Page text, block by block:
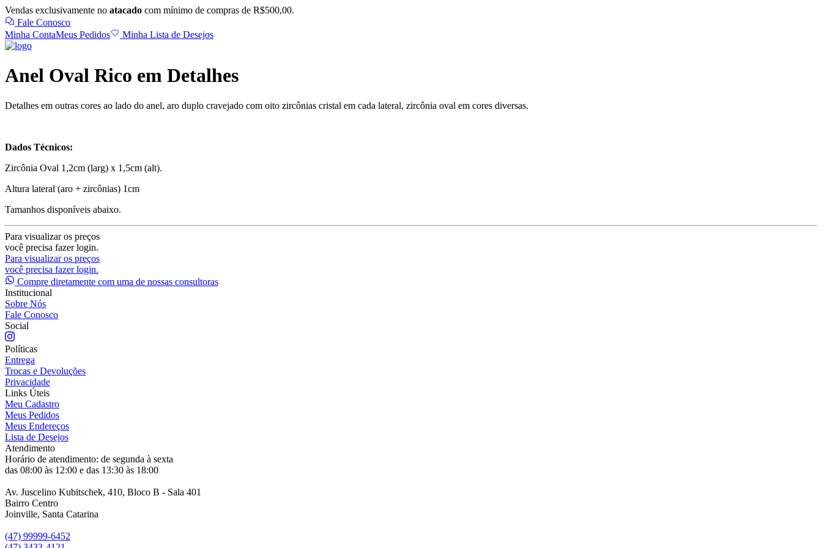
Vendas exclusivamente no atacado com mínimo de compras de R$500,00.
Fale Conosco
Minha ContaMeus Pedidos Minha Lista de Desejos
Anel Oval Rico em Detalhes
Detalhes em outras cores ao lado do anel, aro duplo cravejado com oito zircônias cristal em cada lateral, zircônia oval em cores diversas.
Dados Técnicos:
Zircônia Oval 1,2cm (larg) x 1,5cm (alt).
Altura lateral (aro + zircônias) 1cm
Tamanhos disponíveis abaixo.
Para visualizar os preços
você precisa fazer login.
Para visualizar os preços
você precisa fazer login.
Compre diretamente com uma de nossas consultoras
Institucional
Sobre Nós
Fale Conosco
Social
Políticas
Entrega
Trocas e Devoluções
Privacidade
Links Úteis
Meu Cadastro
Meus Pedidos
Meus Endereços
Lista de Desejos
Atendimento
Horário de atendimento: de segunda à sexta
das 08:00 às 12:00 e das 13:30 às 18:00
Av. Juscelino Kubitschek, 410, Bloco B - Sala 401
Bairro Centro
Joinville, Santa Catarina
(47) 99999-6452